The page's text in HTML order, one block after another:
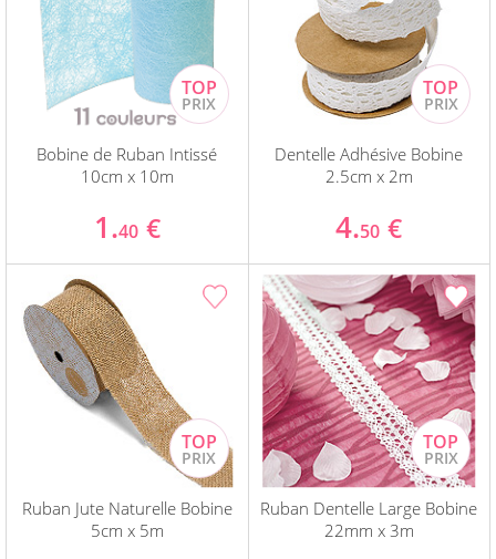
Bobine de Ruban Intissé
10cm x 10m
1.40 €
Dentelle Adhésive Bobine
2.5cm x 2m
4.50 €
Ruban Jute Naturelle Bobine
5cm x 5m
Ruban Dentelle Large Bobine
22mm x 3m